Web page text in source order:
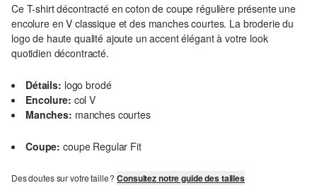
Ce T-shirt décontracté en coton de coupe régulière présente une
encolure en V classique et des manches courtes. La broderie du
logo de haute qualité ajoute un accent élégant à votre look
quotidien décontracté.
Détails: logo brodé
Encolure: col V
Manches: manches courtes
Coupe: coupe Regular Fit
Des doutes sur votre taille ?Consultez notre guide des tailles